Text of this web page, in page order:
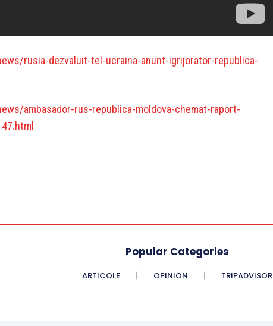
rusia-dezvaluit-tel-ucraina-anunt-igrijorator-republica-
ambasador-rus-republica-moldova-chemat-raport-
Popular Categories
ARTICOLE OPINION TRIPADVISOR